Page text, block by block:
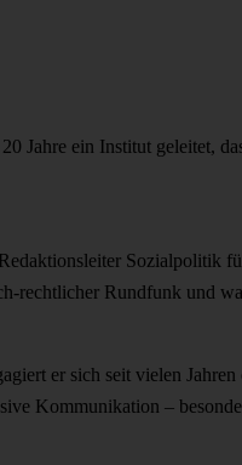
Jahre ein Institut geleitet,
Sozialpolitik
Rundfunk und
er sich seit vielen
Kommunikation –